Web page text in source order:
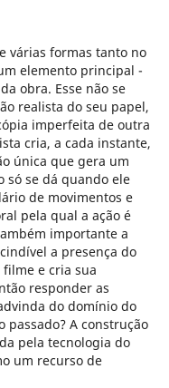
várias formas tanto no
elemento principal -
obra. Esse não se
realista do seu papel,
imperfeita de outra
cria, a cada instante,
única que gera um
só se dá quando ele
de movimentos e
pela qual a ação é
importante a
a presença do
e cria sua
responder as
do domínio do
passado? A construção
pela tecnologia do
um recurso de